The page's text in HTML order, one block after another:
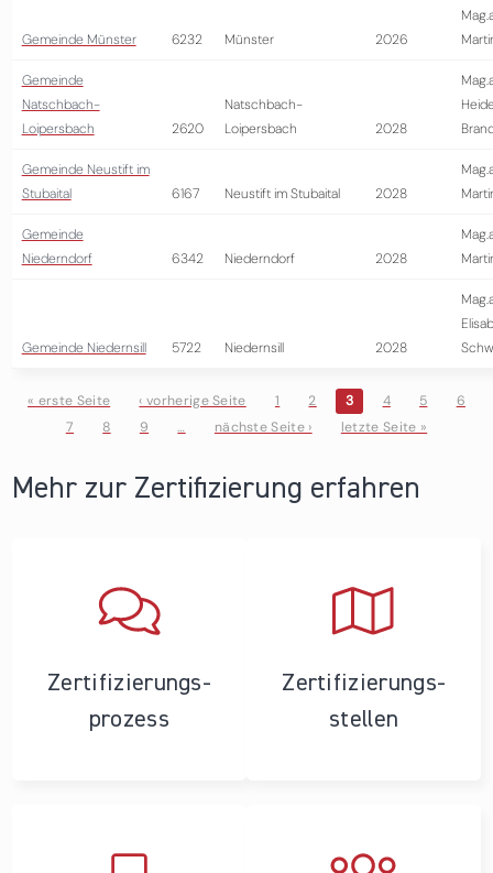
Gemeinde Münster 6232 Münster 2026
Gemeinde
Natschbach-
Loipersbach
2620
Natschbach-
Loipersbach
2028
Gemeinde Neustift im
Stubaital
6167 Neustift im Stubaital 2028
Gemeinde
Niederndorf
6342 Niederndorf 2028
Gemeinde Niedernsill 5722 Niedernsill 2028
Seiten
« erste Seite ‹ vorherige Seite 1 2 3 4 5
6
7
8 9 … nächste Seite › letzte Seite »
Mehr zur Zertifizierung erfahren
Zertifizierungs­
prozess
Zertifizierungs­
stellen